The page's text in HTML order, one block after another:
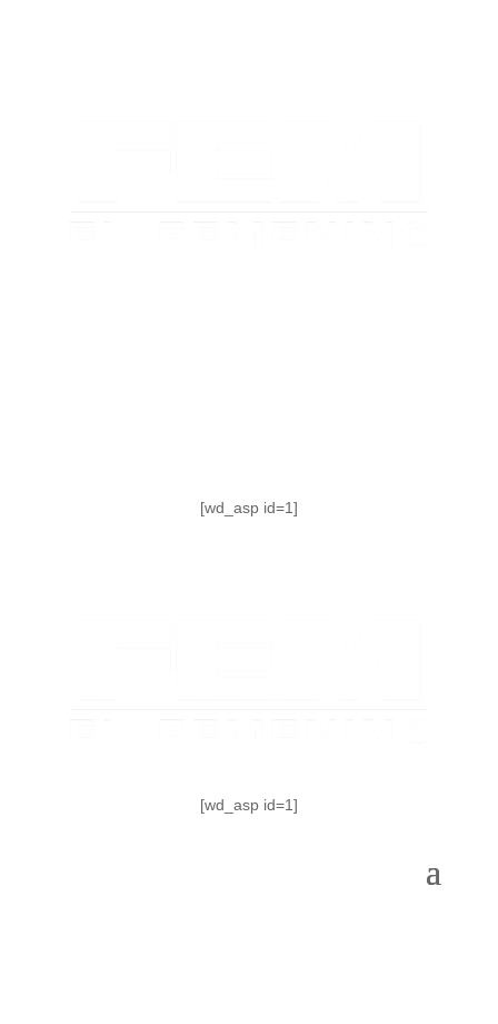
[wd_asp id=1]
[wd_asp id=1]